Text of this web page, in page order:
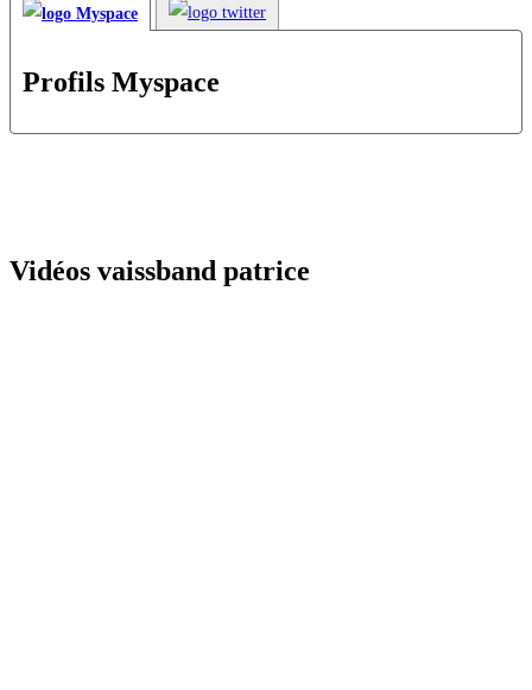
Profils Myspace
Vidéos vaissband patrice